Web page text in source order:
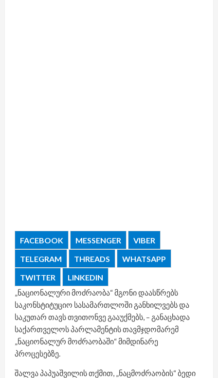
FACEBOOK MESSENGER
VIBER
TELEGRAM
THREADS
WHATSAPP
TWITTER
LINKEDIN
„ნაციონალური მოძრაობა“ მგონი დაასწრებს
საკონსტიტუციო სასამართლოში განხილვებს და
საკუთარ თავს თვითონვე გააუქმებს, – განაცხადა
საქართველოს პარლამენტის თავმჯდომარემ
„ნაციონალურ მოძრაობაში“ მიმდინარე
პროცესებზე.
შალვა პაპუაშვილის თქმით, „ნაცმოძრაობის“ ბედი